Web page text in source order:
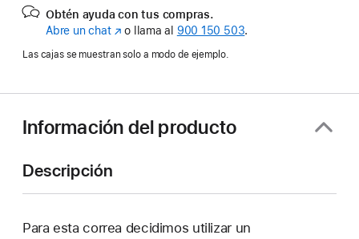
Obtén ayuda con tus compras.
Abre un chat(Se
abre
ventana
o llama al 900 150 503.
Las cajas se muestran solo a modo de ejemplo.
Información del producto
Descripción
Para esta correa decidimos utilizar un